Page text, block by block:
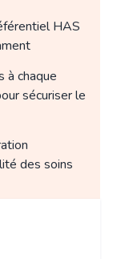
HAS
à chaque
sécuriser le
des soins